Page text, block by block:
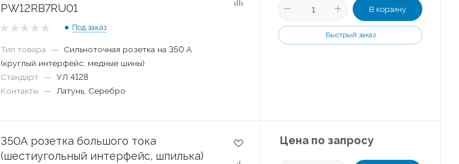
PW12RB7RU01
Под заказ
Тип товара —
Сильноточная розетка на 350 А
(круглый интерфейс, медные шины)
Стандарт
— УЛ 4128
Контакты
— Латунь, Серебро
В корзину
Быстрый заказ
350А розетка большого тока
(шестиугольный интерфейс, шпилька)
Цена по запросу